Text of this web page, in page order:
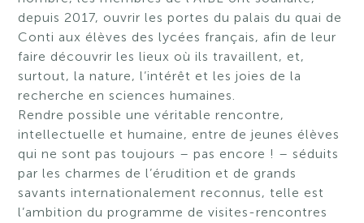
depuis 2017, ouvrir les portes du palais du quai de
Conti aux élèves des lycées français, afin de leur
faire découvrir les lieux où ils travaillent, et,
surtout, la nature, l’intérêt et les joies de la
recherche en sciences humaines.
Rendre possible une véritable rencontre,
intellectuelle et humaine, entre de jeunes élèves
qui ne sont pas toujours – pas encore ! – séduits
par les charmes de l’érudition et de grands
savants internationalement reconnus, telle est
l’ambition du programme de visites-rencontres